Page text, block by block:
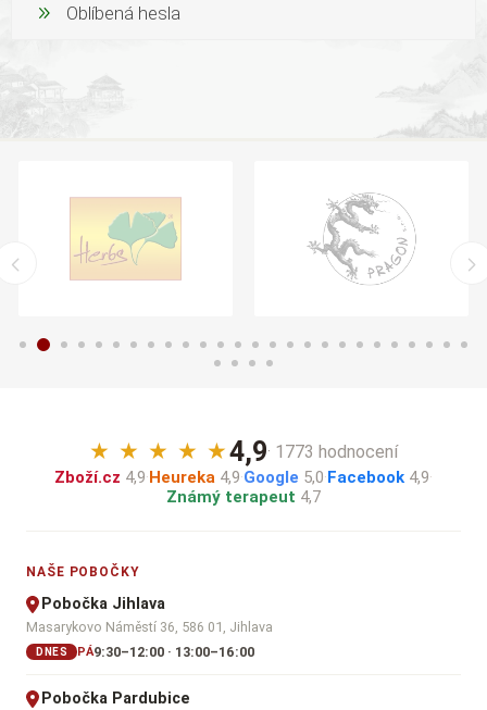
Oblíbená hesla
★ ★ ★ ★ ★4,9· 1773 hodnocení
Zboží.cz 4,9·Heureka 4,9·Google 5,0·Facebook 4,9·
Známý terapeut 4,7
NAŠE POBOČKY
Pobočka Jihlava
Masarykovo Náměstí 36, 586 01, Jihlava
DNES PÁ9:30–12:00 · 13:00–16:00
Pobočka Pardubice